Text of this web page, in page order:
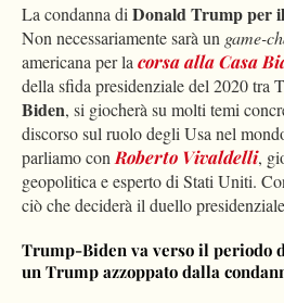
La condanna diDonald Trump per
Non necessariamente sarà un game-
americana per lacorsa alla Casa
della sfida presidenziale del 2020 tra
Biden, si giocherà su molti temi
discorso sul ruolo degli Usa nel
parliamo conRoberto Vivaldelli,
geopolitica e esperto di Stati Uniti.
ciò che deciderà il duello
Trump-Biden va verso il periodo
un Trump azzoppato dalla